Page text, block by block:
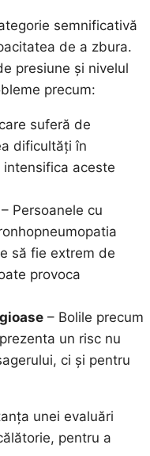
semnificativă
de a zbura.
presiune și nivelul
precum:
suferă de
dificultăți în
aceste
Persoanele cu
să fie extrem de
provoca
– Bolile precum
un risc nu
ci și pentru
unei evaluări
pentru a